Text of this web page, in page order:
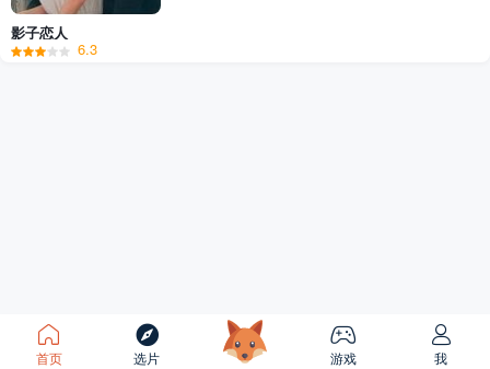
影子恋人
6.3
首页 选片 游戏 我